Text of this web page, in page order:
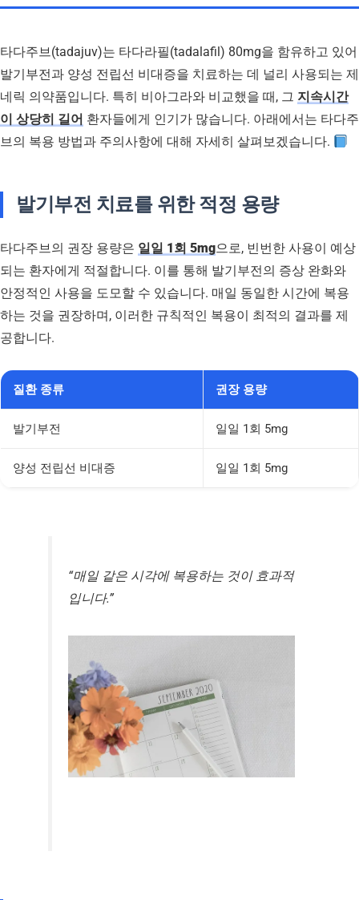
타다주브(tadajuv)는 타다라필(tadalafil) 80mg을 함유하고 있어
발기부전과 양성 전립선 비대증을 치료하는 데 널리 사용되는 제
네릭 의약품입니다. 특히 비아그라와 비교했을 때, 그 지속시간
이 상당히 길어 환자들에게 인기가 많습니다. 아래에서는 타다주
브의 복용 방법과 주의사항에 대해 자세히 살펴보겠습니다.
발기부전 치료를 위한 적정 용량
타다주브의 권장 용량은 일일 1회 5mg으로, 빈번한 사용이 예상
되는 환자에게 적절합니다. 이를 통해 발기부전의 증상 완화와
안정적인 사용을 도모할 수 있습니다. 매일 동일한 시간에 복용
하는 것을 권장하며, 이러한 규칙적인 복용이 최적의 결과를 제
공합니다.
질환 종류 권장 용량
발기부전 일일 1회 5mg
양성 전립선 비대증 일일 1회 5mg
“매일 같은 시각에 복용하는 것이 효과적
입니다.”